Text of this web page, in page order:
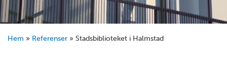
Hem » Referenser » Stadsbiblioteket i Halmstad